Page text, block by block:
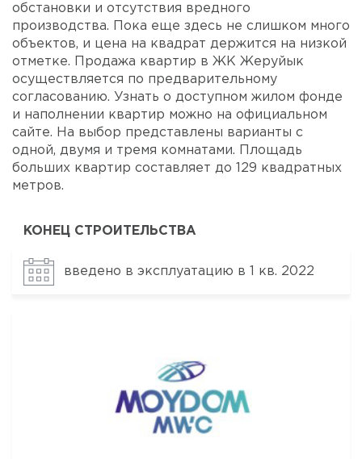
обстановки и отсутствия вредного
производства. Пока еще здесь не слишком много
объектов, и цена на квадрат держится на низкой
отметке. Продажа квартир в ЖК Жеруйык
осуществляется по предварительному
согласованию. Узнать о доступном жилом фонде
и наполнении квартир можно на официальном
сайте. На выбор представлены варианты с
одной, двумя и тремя комнатами. Площадь
больших квартир составляет до 129 квадратных
метров.
КОНЕЦ СТРОИТЕЛЬСТВА
введено в эксплуатацию в 1 кв. 2022